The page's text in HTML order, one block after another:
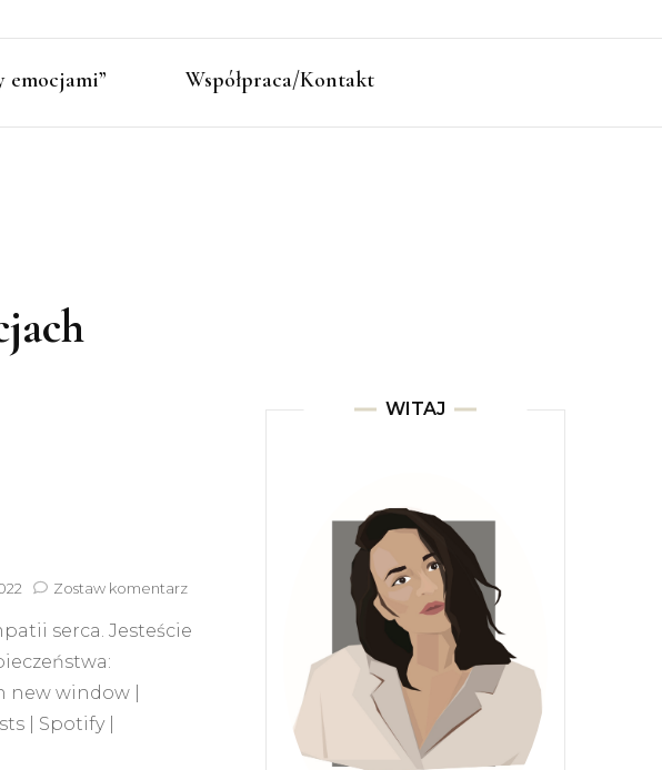
emocjami” Współpraca/Kontakt
Zostaw komentarzdo
wspaniali!
serca. Jesteście
new window |
| Spotify |
WITAJ